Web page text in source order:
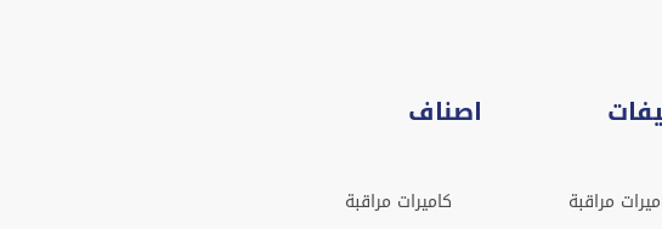
مراقبة
اصناف
كاميرات مراقبة